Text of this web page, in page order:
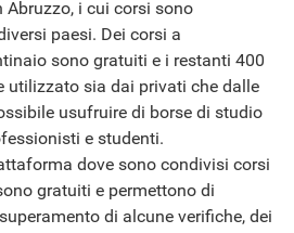
Abruzzo, i cui corsi sono
paesi. Dei corsi a
sono gratuiti e i restanti 400
utilizzato sia dai privati che dalle
usufruire di borse di studio
e studenti.
dove sono condivisi corsi
gratuiti e permettono di
di alcune verifiche, dei